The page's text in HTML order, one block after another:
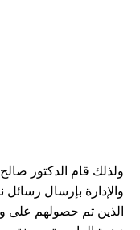
ولذلك قام الدكتور
والإدارة بإرسال
الذين تم حصولهم على